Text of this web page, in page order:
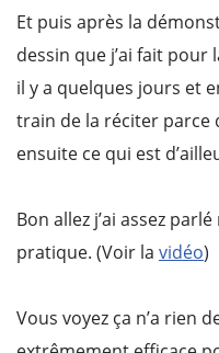
Et puis après la
dessin que j’ai fait pour
il y a quelques jours et
train de la réciter parce
ensuite ce qui est
Bon allez j’ai assez
pratique. (Voir la vidéo)
Vous voyez ça n’a rien